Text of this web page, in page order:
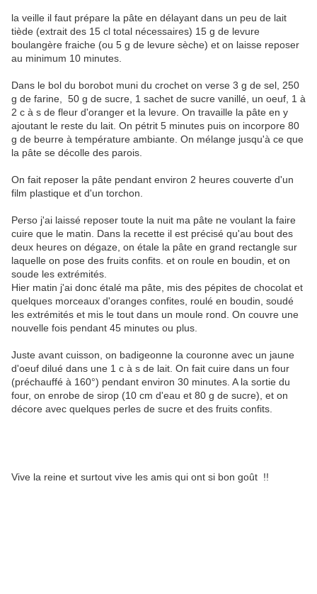
la veille il faut prépare la pâte en délayant dans un peu de lait
tiède (extrait des 15 cl total nécessaires) 15 g de levure
boulangère fraiche (ou 5 g de levure sèche) et on laisse reposer
au minimum 10 minutes.
Dans le bol du borobot muni du crochet on verse 3 g de sel, 250
g de farine, 50 g de sucre, 1 sachet de sucre vanillé, un oeuf, 1 à
2 c à s de fleur d'oranger et la levure. On travaille la pâte en y
ajoutant le reste du lait. On pétrit 5 minutes puis on incorpore 80
g de beurre à température ambiante. On mélange jusqu'à ce que
la pâte se décolle des parois.
On fait reposer la pâte pendant environ 2 heures couverte d'un
film plastique et d'un torchon.
Perso j'ai laissé reposer toute la nuit ma pâte ne voulant la faire
cuire que le matin. Dans la recette il est précisé qu'au bout des
deux heures on dégaze, on étale la pâte en grand rectangle sur
laquelle on pose des fruits confits. et on roule en boudin, et on
soude les extrémités.
Hier matin j'ai donc étalé ma pâte, mis des pépites de chocolat et
quelques morceaux d'oranges confites, roulé en boudin, soudé
les extrémités et mis le tout dans un moule rond. On couvre une
nouvelle fois pendant 45 minutes ou plus.
Juste avant cuisson, on badigeonne la couronne avec un jaune
d'oeuf dilué dans une 1 c à s de lait. On fait cuire dans un four
(préchauffé à 160°) pendant environ 30 minutes. A la sortie du
four, on enrobe de sirop (10 cm d'eau et 80 g de sucre), et on
décore avec quelques perles de sucre et des fruits confits.
Vive la reine et surtout vive les amis qui ont si bon goût !!